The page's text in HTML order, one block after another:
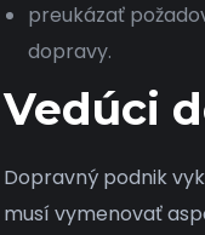
preukázať
dopravy.​
Vedúci
Dopravný podnik
musí vymenovať